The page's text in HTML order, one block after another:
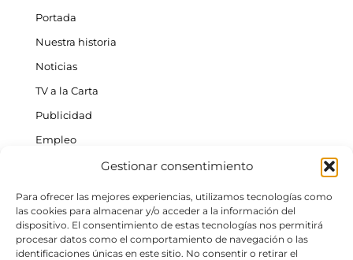
Gestionar consentimiento
Para ofrecer las mejores experiencias, utilizamos tecnologías como
las cookies para almacenar y/o acceder a la información del
dispositivo. El consentimiento de estas tecnologías nos permitirá
procesar datos como el comportamiento de navegación o las
identificaciones únicas en este sitio. No consentir o retirar el
Portada
Nuestra historia
Noticias
TV a la Carta
Publicidad
Empleo
ACTUALIDAD INSULAR
Tenerife
Gran Canaria
La Palma